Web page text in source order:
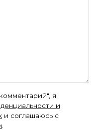
я
и
и соглашаюсь с